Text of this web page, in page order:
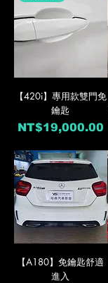
【420i】專用款雙門免
鑰匙
價格
NT$19,000.00
【A180】免鑰匙舒適
進入